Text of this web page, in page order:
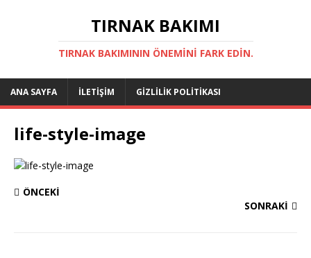
TIRNAK BAKIMI
TIRNAK BAKIMININ ÖNEMINI FARK EDIN.
ANA SAYFA İLETIŞIM GIZLILIK POLITIKASI
life-style-image
ÖNCEKI
SONRAKI